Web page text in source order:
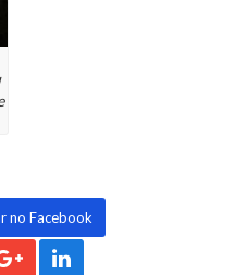
no Facebook